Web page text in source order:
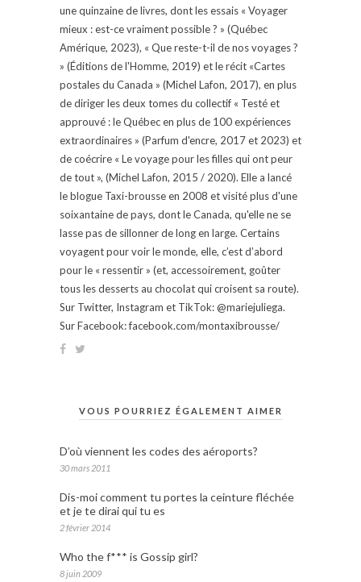
une quinzaine de livres, dont les essais « Voyager
mieux : est-ce vraiment possible ? » (Québec
Amérique, 2023), « Que reste-t-il de nos voyages ?
» (Éditions de l'Homme, 2019) et le récit «Cartes
postales du Canada » (Michel Lafon, 2017), en plus
de diriger les deux tomes du collectif « Testé et
approuvé : le Québec en plus de 100 expériences
extraordinaires » (Parfum d'encre, 2017 et 2023) et
de coécrire « Le voyage pour les filles qui ont peur
de tout », (Michel Lafon, 2015 / 2020). Elle a lancé
le blogue Taxi-brousse en 2008 et visité plus d'une
soixantaine de pays, dont le Canada, qu'elle ne se
lasse pas de sillonner de long en large. Certains
voyagent pour voir le monde, elle, c’est d’abord
pour le « ressentir » (et, accessoirement, goûter
tous les desserts au chocolat qui croisent sa route).
Sur Twitter, Instagram et TikTok: @mariejuliega.
Sur Facebook: facebook.com/montaxibrousse/
VOUS POURRIEZ ÉGALEMENT AIMER
D’où viennent les codes des aéroports?
30 mars 2011
Dis-moi comment tu portes la ceinture fléchée
et je te dirai qui tu es
2 février 2014
Who the f*** is Gossip girl?
8 juin 2009